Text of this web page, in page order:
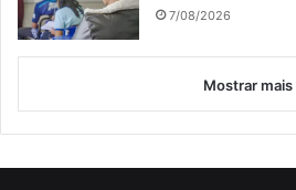
7/08/2026
Mostrar mais